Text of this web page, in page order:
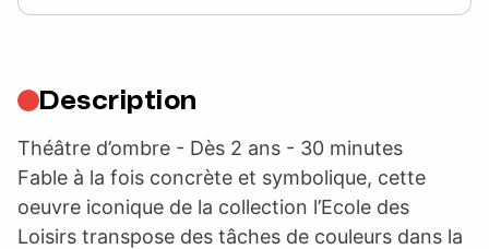
Description
Théâtre d’ombre - Dès 2 ans - 30 minutes
Fable à la fois concrète et symbolique, cette
oeuvre iconique de la collection l’Ecole des
Loisirs transpose des tâches de couleurs dans la